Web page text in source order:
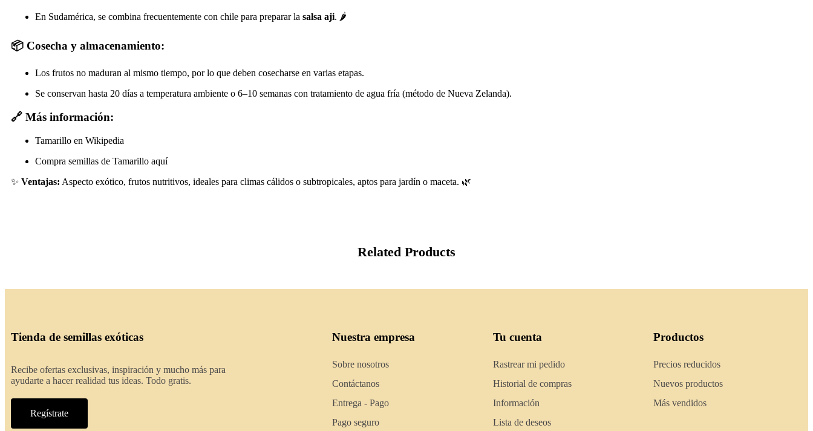
En Sudamérica, se combina frecuentemente con chile para preparar la salsa aji. 🌶️
📦 Cosecha y almacenamiento:
Los frutos no maduran al mismo tiempo, por lo que deben cosecharse en varias etapas.
Se conservan hasta 20 días a temperatura ambiente o 6–10 semanas con tratamiento de agua fría (método de Nueva Zelanda).
🔗 Más información:
Tamarillo en Wikipedia
Compra semillas de Tamarillo aquí
✨ Ventajas: Aspecto exótico, frutos nutritivos, ideales para climas cálidos o subtropicales, aptos para jardín o maceta. 🌿
Related Products
Tienda de semillas exóticas
Recibe ofertas exclusivas, inspiración y mucho más para
ayudarte a hacer realidad tus ideas. Todo gratis.
Regístrate
Nuestra empresa
Sobre nosotros
Contáctanos
Entrega - Pago
Pago seguro
Tu cuenta
Rastrear mi pedido
Historial de compras
Información
Lista de deseos
Productos
Precios reducidos
Nuevos productos
Más vendidos